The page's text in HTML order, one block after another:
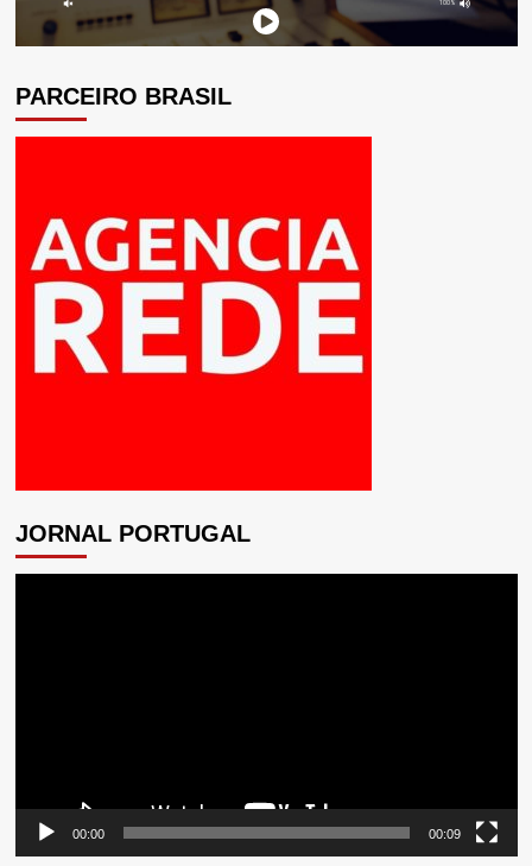
PARCEIRO BRASIL
JORNAL PORTUGAL
00:00 00:09